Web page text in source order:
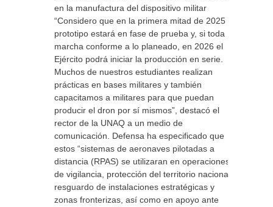
en la manufactura del dispositivo militar
“Considero que en la primera mitad de 2025 el
prototipo estará en fase de prueba y, si toda
marcha conforme a lo planeado, en 2026 el
Ejército podrá iniciar la producción en serie.
Muchos de nuestros estudiantes realizan
prácticas en bases militares y también
capacitamos a militares para que puedan
producir el dron por sí mismos”, destacó el
rector de la UNAQ a un medio de
comunicación. Defensa ha especificado que
estos “sistemas de aeronaves pilotadas a
distancia (RPAS) se utilizaran en operaciones
de vigilancia, protección del territorio nacional,
resguardo de instalaciones estratégicas y
zonas fronterizas, así como en apoyo ante